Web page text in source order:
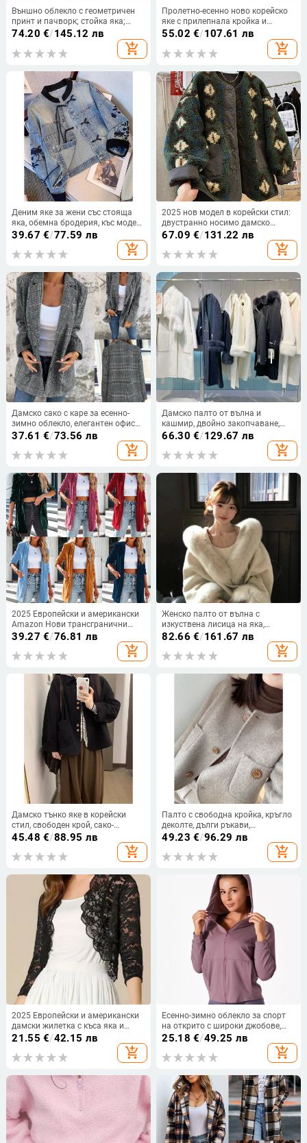
Външно облекло с геометричен
принт и пачворк; стойка яка;
дълги ръкави; полиестерна смес
(70–80% полиестер, 30–50%
други материали)
74.20 €/145.12 лв
add_shopping_cart
Пролетно-есенно ново корейско
яке с прилепнала кройка и
разкъсани дънки, дамско, голямо,
55.02 €/107.61 лв
add_shopping_cart
Деним яке за жени със стояща
яка, обемна бродерия, къс модел,
памук 95%+, дълги ръкави
39.67 €/77.59 лв
add_shopping_cart
2025 нов модел в корейски стил:
двустранно носимо дамско
поларено яке за есен и зима с
67.09 €/131.22 лв
add_shopping_cart
Дамско сако с каре за есенно-
зимно облекло, елегантен офис
стил, свободен силует, две
копчета отпред, дълги ръкави,
полиестер
37.61 €/73.56 лв
add_shopping_cart
Дамско палто от вълна и
кашмир, двойно закопчаване,
яка тип лацел, едноцветен модел,
флокирана текстура, средна
дължина 65–80 см, британски
66.30 €/129.67 лв
add_shopping_cart
2025 Европейски и американски
Amazon Нови трансгранични
дамски дрехи в чужбина, горещо
продавани, свободни златни
кадифени разтегливи панталони
39.27 €/76.81 лв
add_shopping_cart
Женско палто от вълна с
изкуствена лисица на яка,
закопчаване с връзки, смес със
82.66 €/161.67 лв
add_shopping_cart
Дамско тънко яке в корейски
стил, свободен крой, сако-
образна яка, акрилово влакно
95%+, дълги ръкави, есен 2024
45.48 €/88.95 лв
add_shopping_cart
Палто с свободна кройка, кръгло
деколте, дълги ръкави,
едноцветна полиестерна тъкан,
49.23 €/96.29 лв
add_shopping_cart
2025 Европейски и американски
дамски жилетка с къса яка и
жилетка от чиста елегантна
21.55 €/42.15 лв
add_shopping_cart
Есенно-зимно облекло за спорт
на открито с широки джобове,
йога, фитнес, бързосъхнещ
спортен външен вид
25.18 €/49.25 лв
add_shopping_cart